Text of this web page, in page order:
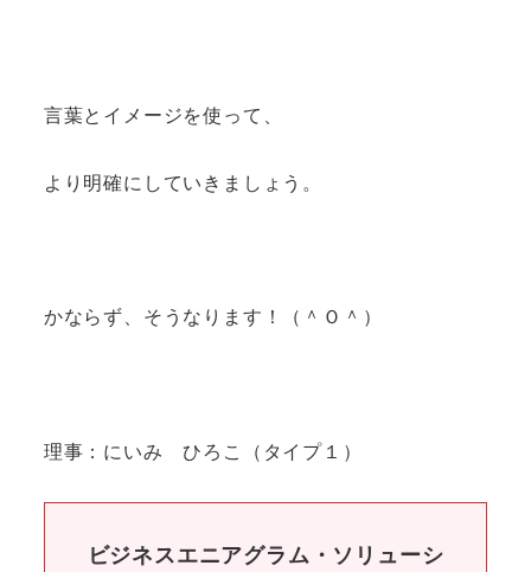
言葉とイメージを使って、
より明確にしていきましょう。
かならず、そうなります！（＾Ｏ＾）
理事：にいみ ひろこ（タイプ１）
ビジネスエニアグラム・ソリューシ